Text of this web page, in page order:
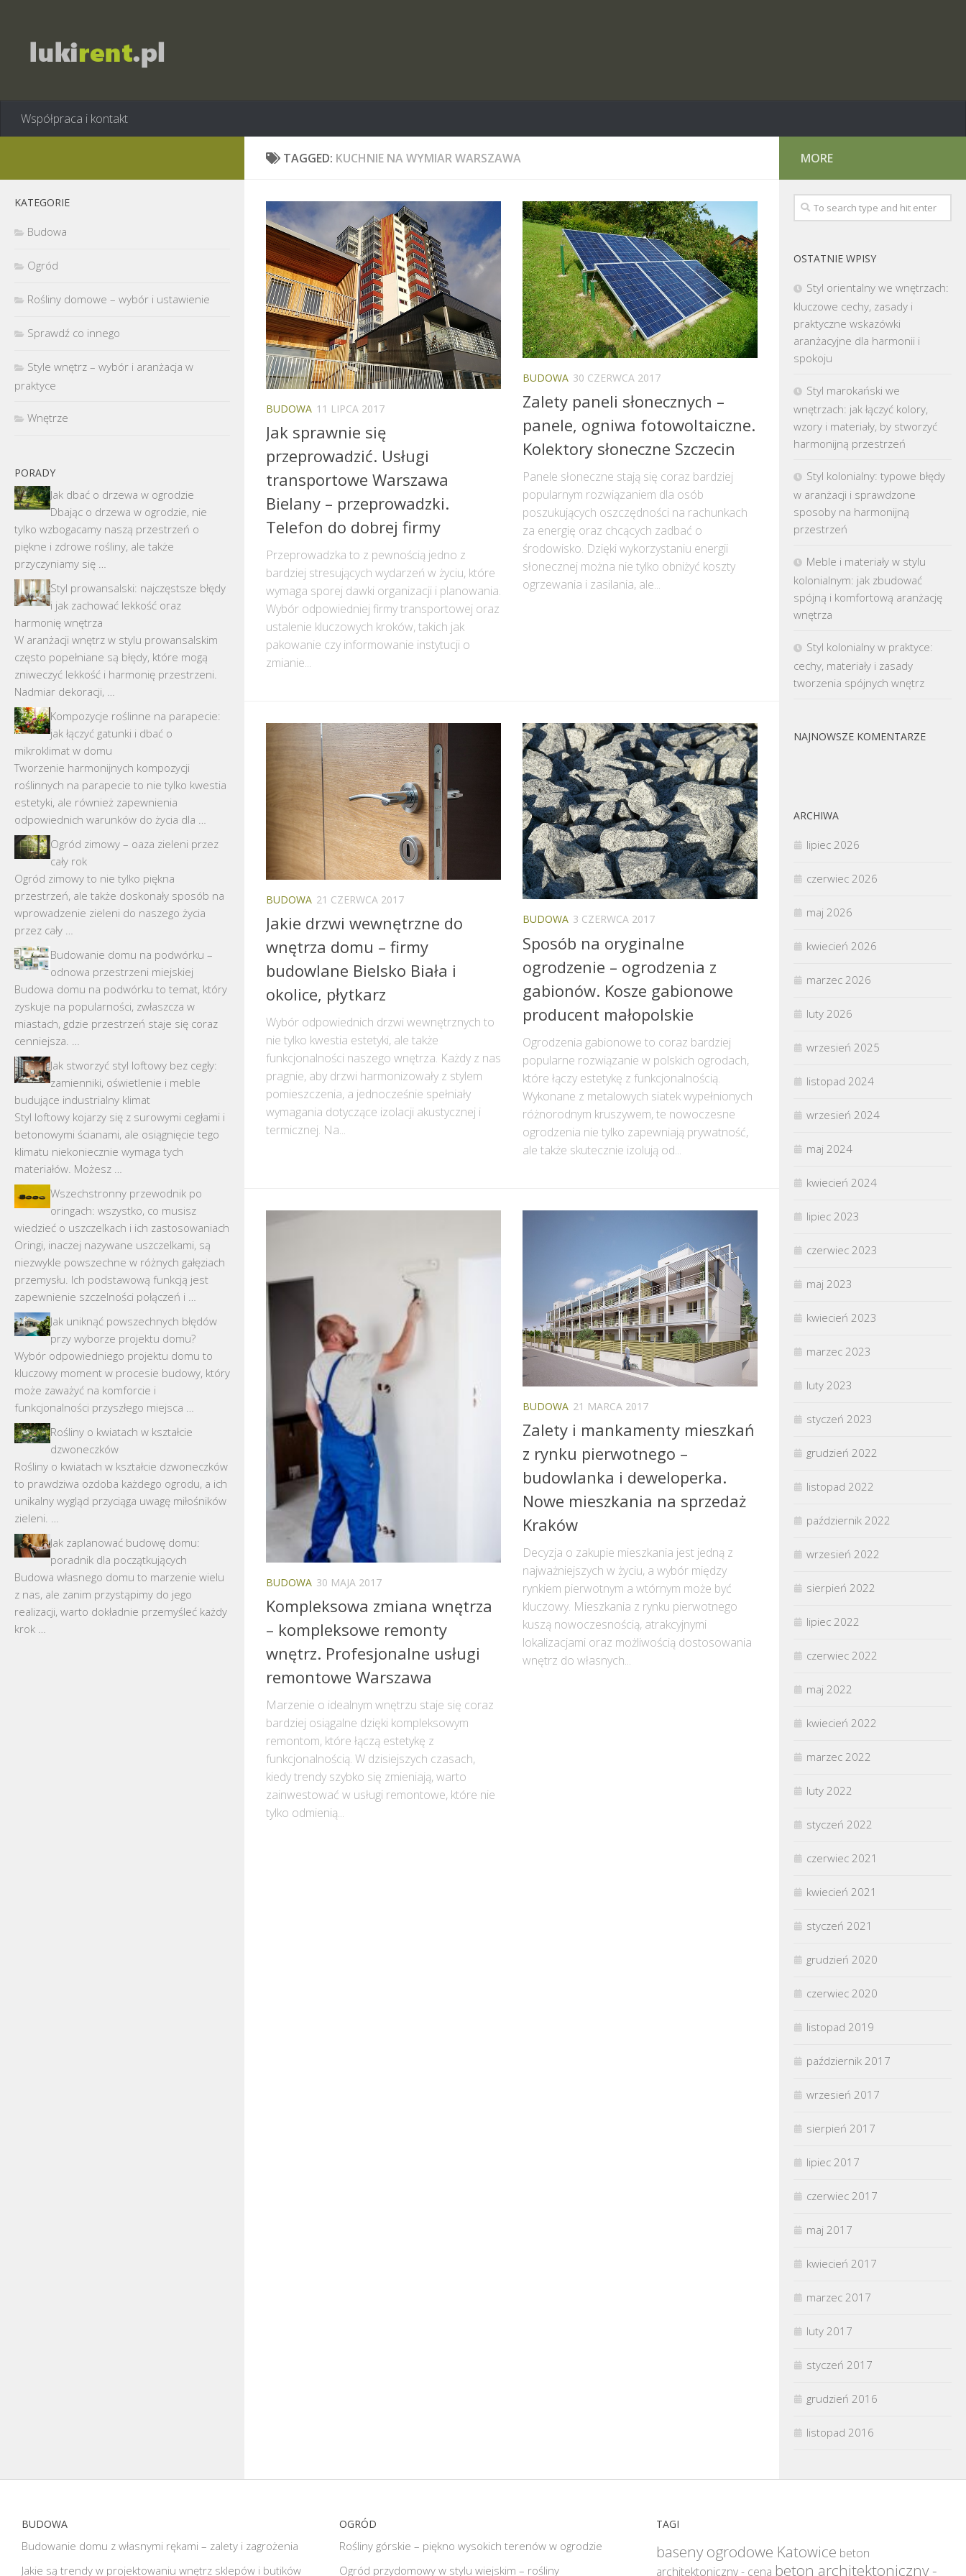
Współpraca i kontakt
TAGGED: KUCHNIE NA WYMIAR WARSZAWA
BUDOWA 11 LIPCA 2017
Jak sprawnie się
przeprowadzić. Usługi
transportowe Warszawa
Bielany – przeprowadzki.
Telefon do dobrej firmy
Przeprowadzka to z pewnością jedno z
bardziej stresujących wydarzeń w życiu, które
wymaga sporej dawki organizacji i planowania.
Wybór odpowiedniej firmy transportowej oraz
ustalenie kluczowych kroków, takich jak
pakowanie czy informowanie instytucji o
zmianie...
BUDOWA 30 CZERWCA 2017
Zalety paneli słonecznych –
panele, ogniwa fotowoltaiczne.
Kolektory słoneczne Szczecin
Panele słoneczne stają się coraz bardziej
popularnym rozwiązaniem dla osób
poszukujących oszczędności na rachunkach
za energię oraz chcących zadbać o
środowisko. Dzięki wykorzystaniu energii
słonecznej można nie tylko obniżyć koszty
ogrzewania i zasilania, ale...
BUDOWA 21 CZERWCA 2017
Jakie drzwi wewnętrzne do
wnętrza domu – firmy
budowlane Bielsko Biała i
okolice, płytkarz
Wybór odpowiednich drzwi wewnętrznych to
nie tylko kwestia estetyki, ale także
funkcjonalności naszego wnętrza. Każdy z nas
pragnie, aby drzwi harmonizowały z stylem
pomieszczenia, a jednocześnie spełniały
wymagania dotyczące izolacji akustycznej i
termicznej. Na...
BUDOWA 3 CZERWCA 2017
Sposób na oryginalne
ogrodzenie – ogrodzenia z
gabionów. Kosze gabionowe
producent małopolskie
Ogrodzenia gabionowe to coraz bardziej
popularne rozwiązanie w polskich ogrodach,
które łączy estetykę z funkcjonalnością.
Wykonane z metalowych siatek wypełnionych
różnorodnym kruszywem, te nowoczesne
ogrodzenia nie tylko zapewniają prywatność,
ale także skutecznie izolują od...
BUDOWA 30 MAJA 2017
Kompleksowa zmiana wnętrza
– kompleksowe remonty
wnętrz. Profesjonalne usługi
remontowe Warszawa
Marzenie o idealnym wnętrzu staje się coraz
bardziej osiągalne dzięki kompleksowym
remontom, które łączą estetykę z
funkcjonalnością. W dzisiejszych czasach,
kiedy trendy szybko się zmieniają, warto
zainwestować w usługi remontowe, które nie
tylko odmienią...
BUDOWA 21 MARCA 2017
Zalety i mankamenty mieszkań
z rynku pierwotnego –
budowlanka i deweloperka.
Nowe mieszkania na sprzedaż
Kraków
Decyzja o zakupie mieszkania jest jedną z
najważniejszych w życiu, a wybór między
rynkiem pierwotnym a wtórnym może być
kluczowy. Mieszkania z rynku pierwotnego
kuszą nowoczesnością, atrakcyjnymi
lokalizacjami oraz możliwością dostosowania
wnętrz do własnych...
KATEGORIE
Budowa
Ogród
Rośliny domowe – wybór i ustawienie
Sprawdź co innego
Style wnętrz – wybór i aranżacja w
praktyce
Wnętrze
PORADY
Jak dbać o drzewa w ogrodzie
Dbając o drzewa w ogrodzie, nie
tylko wzbogacamy naszą przestrzeń o
piękne i zdrowe rośliny, ale także
przyczyniamy się …
Styl prowansalski: najczęstsze błędy
i jak zachować lekkość oraz
harmonię wnętrza
W aranżacji wnętrz w stylu prowansalskim
często popełniane są błędy, które mogą
zniweczyć lekkość i harmonię przestrzeni.
Nadmiar dekoracji, …
Kompozycje roślinne na parapecie:
jak łączyć gatunki i dbać o
mikroklimat w domu
Tworzenie harmonijnych kompozycji
roślinnych na parapecie to nie tylko kwestia
estetyki, ale również zapewnienia
odpowiednich warunków do życia dla …
Ogród zimowy – oaza zieleni przez
cały rok
Ogród zimowy to nie tylko piękna
przestrzeń, ale także doskonały sposób na
wprowadzenie zieleni do naszego życia
przez cały …
Budowanie domu na podwórku –
odnowa przestrzeni miejskiej
Budowa domu na podwórku to temat, który
zyskuje na popularności, zwłaszcza w
miastach, gdzie przestrzeń staje się coraz
cenniejsza. …
Jak stworzyć styl loftowy bez cegły:
zamienniki, oświetlenie i meble
budujące industrialny klimat
Styl loftowy kojarzy się z surowymi cegłami i
betonowymi ścianami, ale osiągnięcie tego
klimatu niekoniecznie wymaga tych
materiałów. Możesz …
Wszechstronny przewodnik po
oringach: wszystko, co musisz
wiedzieć o uszczelkach i ich zastosowaniach
Oringi, inaczej nazywane uszczelkami, są
niezwykle powszechne w różnych gałęziach
przemysłu. Ich podstawową funkcją jest
zapewnienie szczelności połączeń i …
Jak uniknąć powszechnych błędów
przy wyborze projektu domu?
Wybór odpowiedniego projektu domu to
kluczowy moment w procesie budowy, który
może zaważyć na komforcie i
funkcjonalności przyszłego miejsca …
Rośliny o kwiatach w kształcie
dzwoneczków
Rośliny o kwiatach w kształcie dzwoneczków
to prawdziwa ozdoba każdego ogrodu, a ich
unikalny wygląd przyciąga uwagę miłośników
zieleni. …
Jak zaplanować budowę domu:
poradnik dla początkujących
Budowa własnego domu to marzenie wielu
z nas, ale zanim przystąpimy do jego
realizacji, warto dokładnie przemyśleć każdy
krok …
MORE
OSTATNIE WPISY
Styl orientalny we wnętrzach:
kluczowe cechy, zasady i
praktyczne wskazówki
aranżacyjne dla harmonii i
spokoju
Styl marokański we
wnętrzach: jak łączyć kolory,
wzory i materiały, by stworzyć
harmonijną przestrzeń
Styl kolonialny: typowe błędy
w aranżacji i sprawdzone
sposoby na harmonijną
przestrzeń
Meble i materiały w stylu
kolonialnym: jak zbudować
spójną i komfortową aranżację
wnętrza
Styl kolonialny w praktyce:
cechy, materiały i zasady
tworzenia spójnych wnętrz
NAJNOWSZE KOMENTARZE
ARCHIWA
lipiec 2026
czerwiec 2026
maj 2026
kwiecień 2026
marzec 2026
luty 2026
wrzesień 2025
listopad 2024
wrzesień 2024
maj 2024
kwiecień 2024
lipiec 2023
czerwiec 2023
maj 2023
kwiecień 2023
marzec 2023
luty 2023
styczeń 2023
grudzień 2022
listopad 2022
październik 2022
wrzesień 2022
sierpień 2022
lipiec 2022
czerwiec 2022
maj 2022
kwiecień 2022
marzec 2022
luty 2022
styczeń 2022
czerwiec 2021
kwiecień 2021
styczeń 2021
grudzień 2020
czerwiec 2020
listopad 2019
październik 2017
wrzesień 2017
sierpień 2017
lipiec 2017
czerwiec 2017
maj 2017
kwiecień 2017
marzec 2017
luty 2017
styczeń 2017
grudzień 2016
listopad 2016
BUDOWA
Budowanie domu z własnymi rękami – zalety i zagrożenia
Jakie są trendy w projektowaniu wnętrz sklepów i butików
OGRÓD
Rośliny górskie – piękno wysokich terenów w ogrodzie
Ogród przydomowy w stylu wiejskim – rośliny
TAGI
baseny ogrodowe Katowice beton
architektoniczny - cena beton architektoniczny -